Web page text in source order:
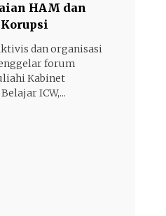
HAM dan
dan organisasi
forum
Kabinet
ICW,...